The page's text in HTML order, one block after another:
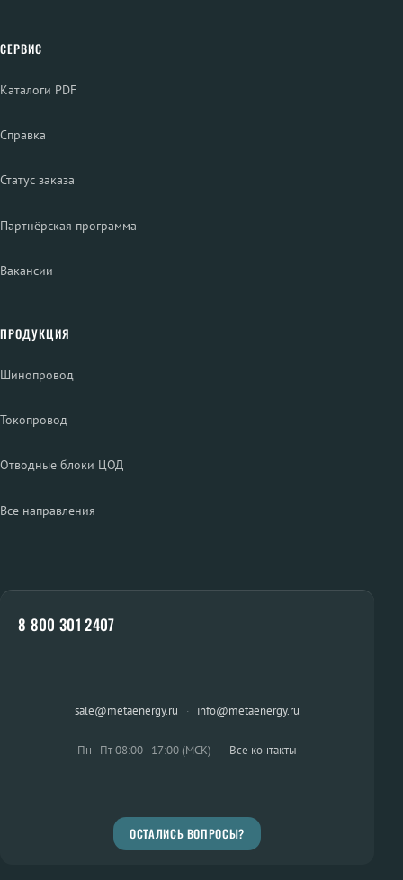
СЕРВИС
Каталоги PDF
Справка
Статус заказа
Партнёрская программа
Вакансии
ПРОДУКЦИЯ
Шинопровод
Токопровод
Отводные блоки ЦОД
Все направления
8 800 301 2407
sale@metaenergy.ru · info@metaenergy.ru
Пн–Пт 08:00–17:00 (МСК) · Все контакты
ОСТАЛИСЬ ВОПРОСЫ?